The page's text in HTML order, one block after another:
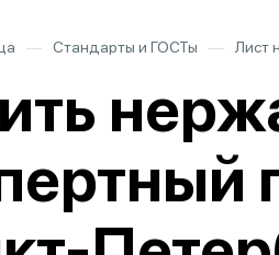
— Стандарты и ГОСТы — Лист